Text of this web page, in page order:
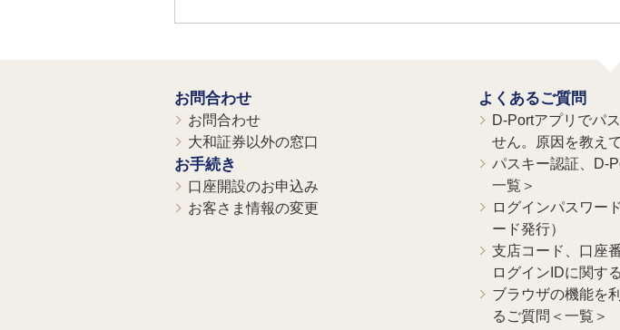
お問合わせ
お問合わせ
大和証券以外の窓口
お手続き
口座開設のお申込み
お客さま情報の変更
よくあるご質問
D-Portアプリでパ
せん。原因を教え
パスキー認証、D-
一覧＞
ログインパスワー
ード発行）
支店コード、口座
ログインIDに関す
ブラウザの機能を
るご質問＜一覧＞